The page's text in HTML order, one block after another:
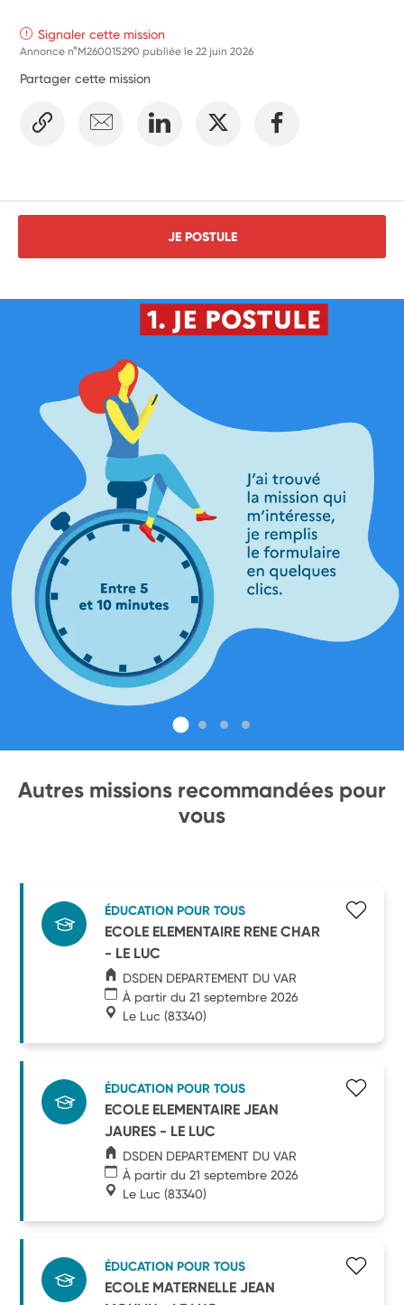
Signaler cette mission
Annonce n°M260015290 publiée le22 juin 2026
Partager cette mission
JE POSTULE
Autres missions recommandées pour
vous
ÉDUCATION POUR TOUS
ECOLE ELEMENTAIRE RENE CHAR
- LE LUC
DSDEN DEPARTEMENT DU VAR
À partir du 21 septembre 2026
Le Luc (83340)
ÉDUCATION POUR TOUS
ECOLE ELEMENTAIRE JEAN
JAURES - LE LUC
DSDEN DEPARTEMENT DU VAR
À partir du 21 septembre 2026
Le Luc (83340)
ÉDUCATION POUR TOUS
ECOLE MATERNELLE JEAN